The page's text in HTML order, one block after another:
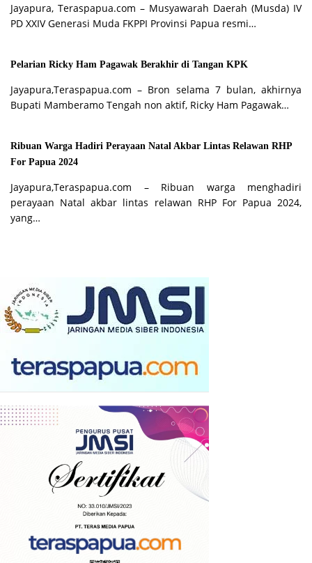
Jayapura, Teraspapua.com – Musyawarah Daerah (Musda) IV
PD XXIV Generasi Muda FKPPI Provinsi Papua resmi…
Pelarian Ricky Ham Pagawak Berakhir di Tangan KPK
Jayapura,Teraspapua.com – Bron selama 7 bulan, akhirnya
Bupati Mamberamo Tengah non aktif, Ricky Ham Pagawak…
Ribuan Warga Hadiri Perayaan Natal Akbar Lintas Relawan RHP
For Papua 2024
Jayapura,Teraspapua.com – Ribuan warga menghadiri
perayaan Natal akbar lintas relawan RHP For Papua 2024,
yang…